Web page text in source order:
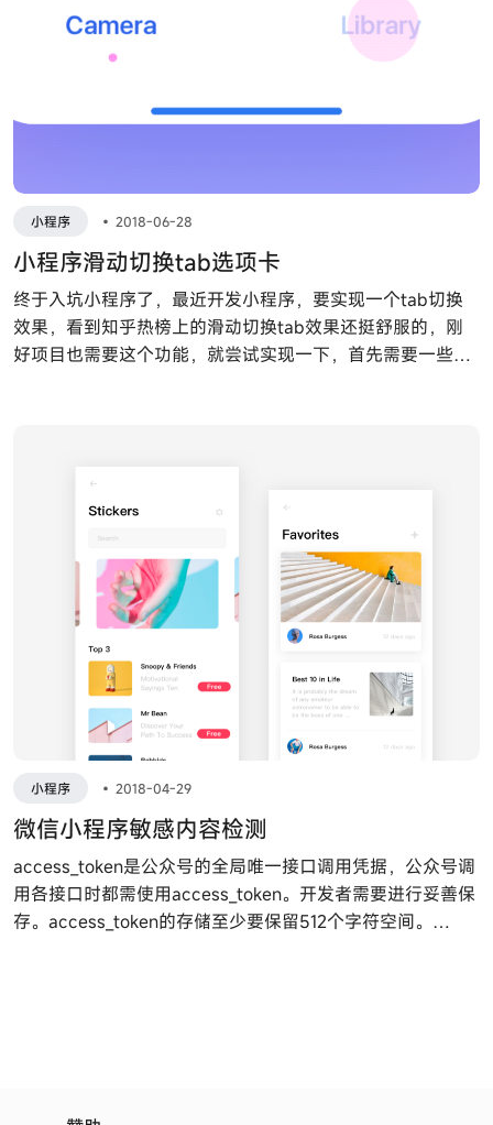
小程序 • 2018-06-28
小程序滑动切换tab选项卡
终于入坑小程序了，最近开发小程序，要实现一个tab切换
效果，看到知乎热榜上的滑动切换tab效果还挺舒服的，刚
好项目也需要这个功能，就尝试实现一下，首先需要一些基
小程序 • 2018-04-29
微信小程序敏感内容检测
access_token是公众号的全局唯一接口调用凭据，公众号调
用各接口时都需使用access_token。开发者需要进行妥善保
存。access_token的存储至少要保留512个字符空间。